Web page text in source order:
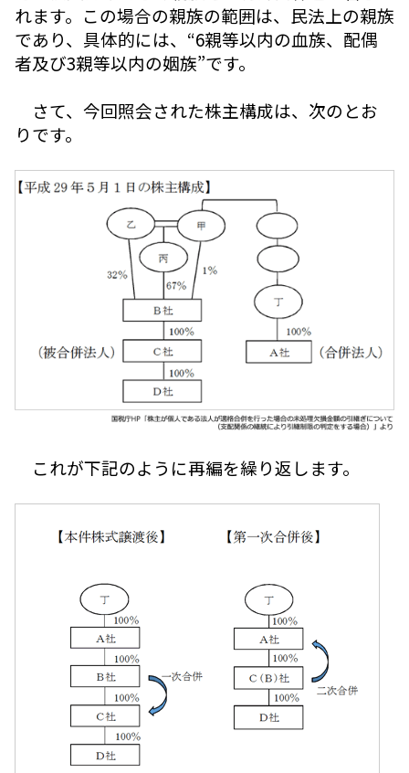
れます。この場合の親族の範囲は、民法上の親族
であり、具体的には、“6親等以内の血族、配偶
者及び3親等以内の姻族”です。
さて、今回照会された株主構成は、次のとお
りです。
これが下記のように再編を繰り返します。